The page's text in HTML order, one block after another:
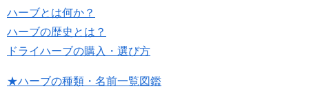
ハーブとは何か？
ハーブの歴史とは？
ドライハーブの購入・選び方
★ハーブの種類・名前一覧図鑑